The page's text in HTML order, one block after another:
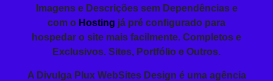
Imagens e Descrições sem Dependências e
com o Hosting já pré configurado para
hospedar o site mais facilmente. Completos e
Exclusivos. Sites, Portfólio e Outros.
A Divulga Plux WebSites Design é uma agência